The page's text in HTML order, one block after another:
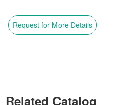
Request for More Details
Related Catalog